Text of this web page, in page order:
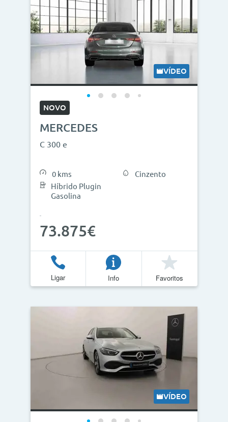
VÍDEO
NOVO
MERCEDES
C 300 e
0 kms
Híbrido Plugin
Gasolina
Cinzento
73.875€
Ligar Info Favoritos
VÍDEO